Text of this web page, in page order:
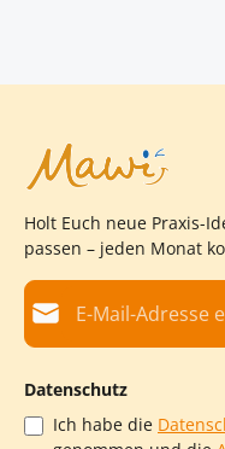
Holt Euch neue Praxis-
passen – jeden Monat
E-Mail-Adresse*
Datenschutz
Ich habe die